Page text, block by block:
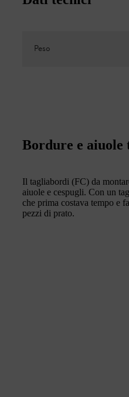
Peso
Bordure e aiuole
Il tagliabordi (FC) da
aiuole e cespugli. Con un
che prima costava tempo e
pezzi di prato.